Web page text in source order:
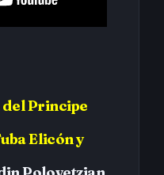
del Principe
Elicón y